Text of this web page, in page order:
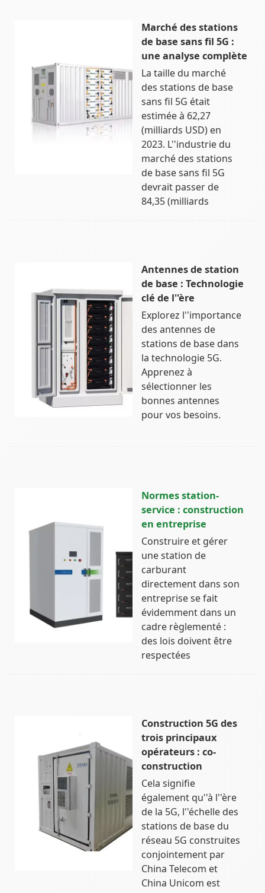
Marché des stations
de base sans fil 5G :
une analyse complète
La taille du marché
des stations de base
sans fil 5G était
estimée à 62,27
(milliards USD) en
2023. L''industrie du
marché des stations
de base sans fil 5G
devrait passer de
84,35 (milliards
Antennes de station
de base : Technologie
clé de l''ère
Explorez l''importance
des antennes de
stations de base dans
la technologie 5G.
Apprenez à
sélectionner les
bonnes antennes
pour vos besoins.
Normes station-
service : construction
en entreprise
Construire et gérer
une station de
carburant
directement dans son
entreprise se fait
évidemment dans un
cadre règlementé :
des lois doivent être
respectées
Construction 5G des
trois principaux
opérateurs : co-
construction
Cela signifie
également qu''à l''ère
de la 5G, l''échelle des
stations de base du
réseau 5G construites
conjointement par
China Telecom et
China Unicom est